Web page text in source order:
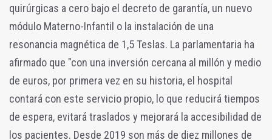
quirúrgicas a cero bajo el decreto de garantía, un nuevo
módulo Materno-Infantil o la instalación de una
resonancia magnética de 1,5 Teslas. La parlamentaria ha
afirmado que "con una inversión cercana al millón y medio
de euros, por primera vez en su historia, el hospital
contará con este servicio propio, lo que reducirá tiempos
de espera, evitará traslados y mejorará la accesibilidad de
los pacientes. Desde 2019 son más de diez millones de